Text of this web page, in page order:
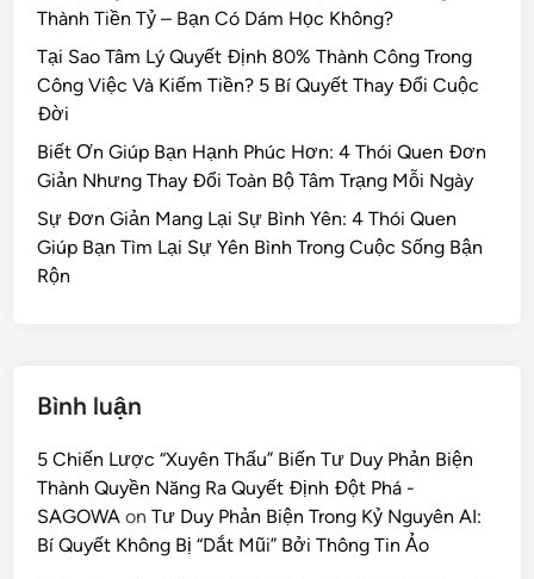
Thành Tiền Tỷ – Bạn Có Dám Học Không?
Tại Sao Tâm Lý Quyết Định 80% Thành Công Trong
Công Việc Và Kiếm Tiền? 5 Bí Quyết Thay Đổi Cuộc
Đời
Biết Ơn Giúp Bạn Hạnh Phúc Hơn: 4 Thói Quen Đơn
Giản Nhưng Thay Đổi Toàn Bộ Tâm Trạng Mỗi Ngày
Sự Đơn Giản Mang Lại Sự Bình Yên: 4 Thói Quen
Giúp Bạn Tìm Lại Sự Yên Bình Trong Cuộc Sống Bận
Rộn
Bình luận
5 Chiến Lược “Xuyên Thấu” Biến Tư Duy Phản Biện
Thành Quyền Năng Ra Quyết Định Đột Phá -
SAGOWA onTư Duy Phản Biện Trong Kỷ Nguyên AI:
Bí Quyết Không Bị “Dắt Mũi” Bởi Thông Tin Ảo